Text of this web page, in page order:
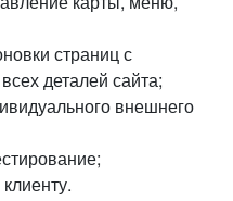
страниц с
деталей сайта;
внешнего